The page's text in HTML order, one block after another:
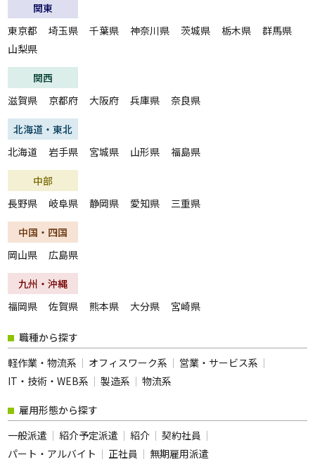
給与
雇用形態
一般派遣
紹介予定派遣
紹介
パート・アルバイト
こだわり
大量募集
夜勤のお仕事
扶養内勤務OK
主婦･主夫歓迎
経験者歓迎
即日勤務OK
友達と応募OK
履歴書不要
駅チカ･駅ナカ
オープニング
短時間勤務
フルタイム歓迎
前払い
土日休み
関東
東京都
埼玉県 千葉県 神奈川県 茨城県 栃木県
群馬県
山梨県
関西
滋賀県
京都府 大阪府 兵庫県 奈良県
北海道・東北
北海道
岩手県 宮城県 山形県 福島県
中部
長野県
岐阜県 静岡県 愛知県 三重県
中国・四国
岡山県
広島県
九州・沖縄
福岡県
佐賀県 熊本県 大分県 宮崎県
職種から探す
軽作業・物流系
オフィスワーク系
営業・サービス系
IT・技術・WEB系
製造系 物流系
雇用形態から探す
一般派遣
紹介予定派遣 紹介
契約社員
パート・アルバイト
正社員 無期雇用派遣